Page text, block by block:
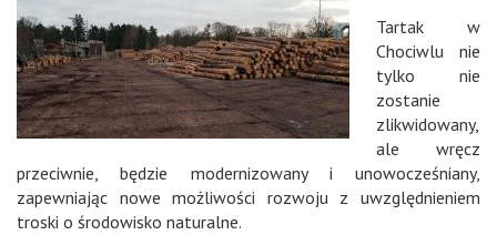
Tartak w
Chociwlu nie
tylko nie
zostanie
zlikwidowany,
ale wręcz
przeciwnie, będzie modernizowany i unowocześniany,
zapewniając nowe możliwości rozwoju z uwzględnieniem
troski o środowisko naturalne.